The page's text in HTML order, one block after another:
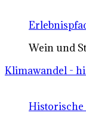
Wein und
Klimawandel -
Historische